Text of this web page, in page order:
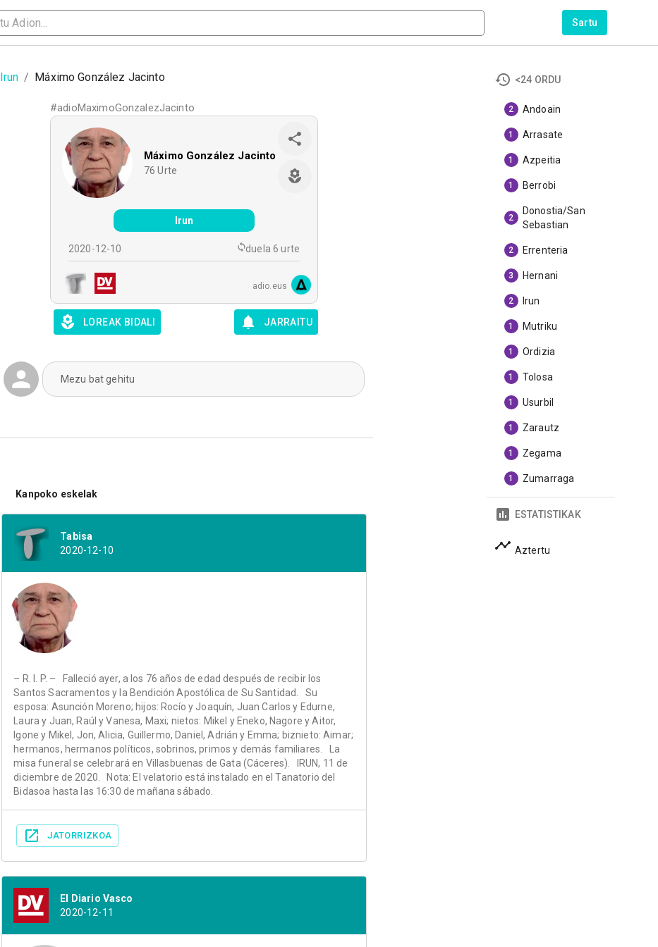
Sartu
Irun / Máximo González Jacinto
#adioMaximoGonzalezJacinto
Máximo González Jacinto
76 Urte
Irun
2020-12-10 duela 6 urte
adio.eus
LOREAK BIDALI JARRAITU
Mezu bat gehitu
Kanpoko eskelak
Tabisa
2020-12-10
– R. I. P. – Falleció ayer, a los 76 años de edad después de recibir los
Santos Sacramentos y la Bendición Apostólica de Su Santidad. Su
esposa: Asunción Moreno; hijos: Rocío y Joaquín, Juan Carlos y Edurne,
Laura y Juan, Raúl y Vanesa, Maxi; nietos: Mikel y Eneko, Nagore y Aitor,
Igone y Mikel, Jon, Alicia, Guillermo, Daniel, Adrián y Emma; biznieto: Aimar;
hermanos, hermanos políticos, sobrinos, primos y demás familiares. La
misa funeral se celebrará en Villasbuenas de Gata (Cáceres). IRUN, 11 de
diciembre de 2020. Nota: El velatorio está instalado en el Tanatorio del
Bidasoa hasta las 16:30 de mañana sábado.
JATORRIZKOA
El Diario Vasco
2020-12-11
<24 ORDU
2 Andoain
1 Arrasate
1 Azpeitia
1 Berrobi
2
Donostia/San
Sebastian
2 Errenteria
3 Hernani
2 Irun
1 Mutriku
1 Ordizia
1 Tolosa
1 Usurbil
1 Zarautz
1 Zegama
1 Zumarraga
ESTATISTIKAK
Aztertu